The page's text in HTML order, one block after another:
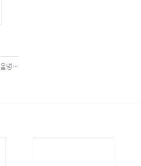
성균관대학교의과대학 삼성서울병원내과